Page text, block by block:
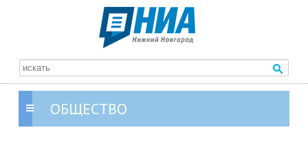
ОБЩЕСТВО